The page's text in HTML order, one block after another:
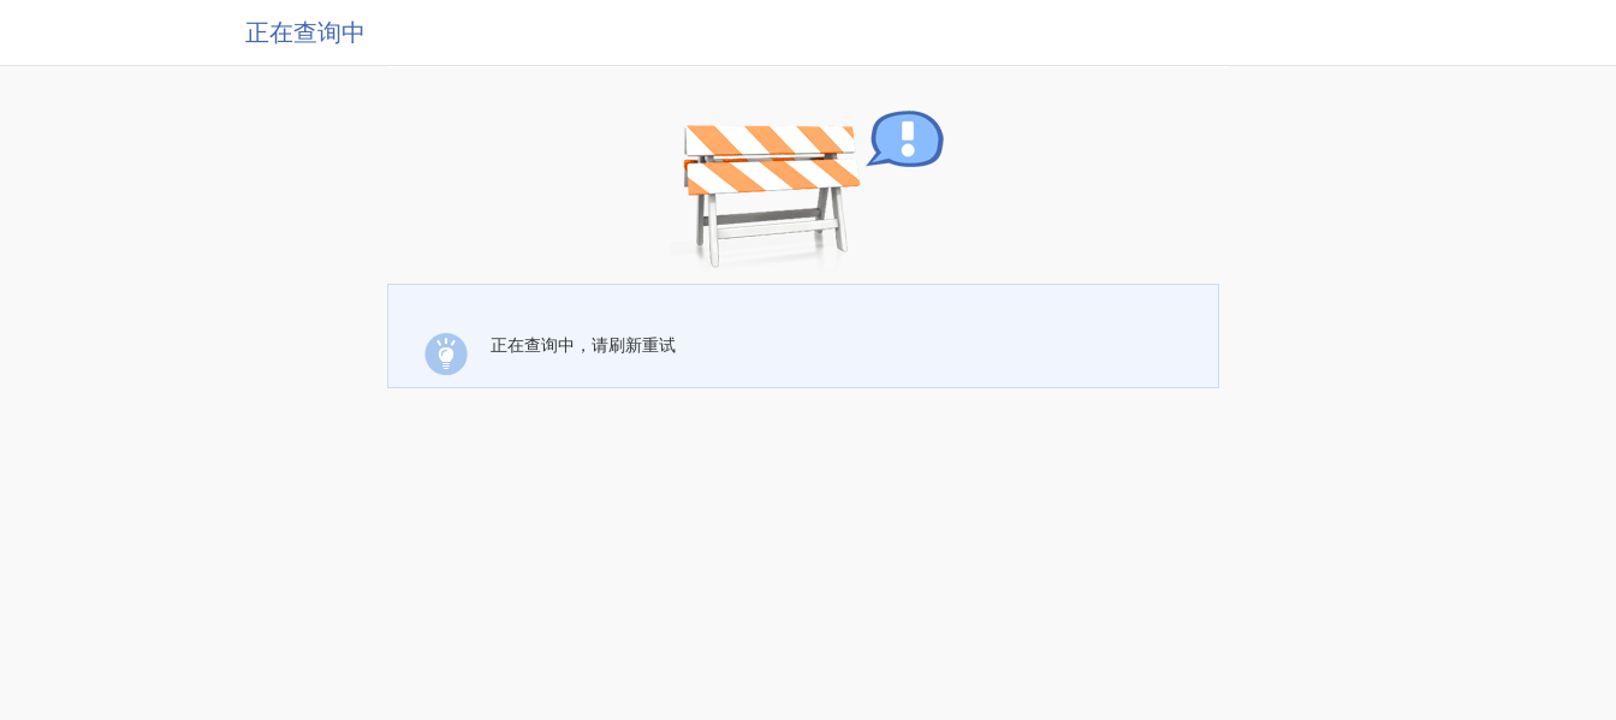
正在查询中
正在查询中，请刷新重试